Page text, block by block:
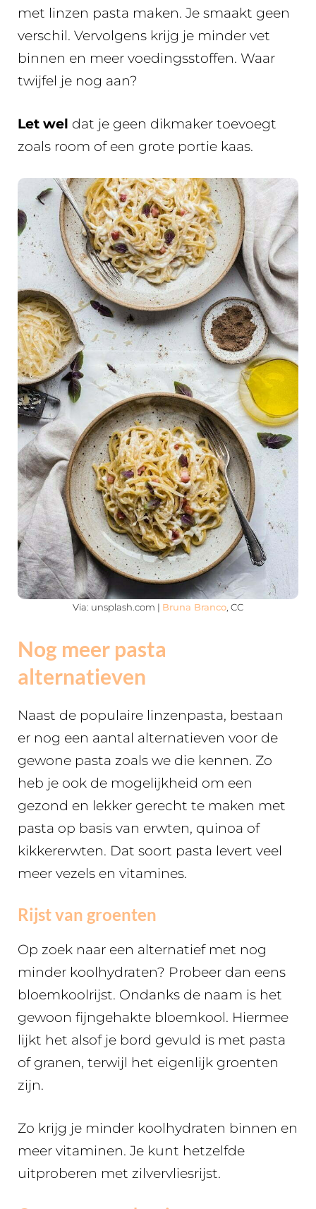
met linzen pasta maken. Je smaakt geen
verschil. Vervolgens krijg je minder vet
binnen en meer voedingsstoffen. Waar
twijfel je nog aan?
Let wel dat je geen dikmaker toevoegt
zoals room of een grote portie kaas.
Via: unsplash.com | Bruna Branco, CC
Nog meer pasta
alternatieven
Naast de populaire linzenpasta, bestaan
er nog een aantal alternatieven voor de
gewone pasta zoals we die kennen. Zo
heb je ook de mogelijkheid om een
gezond en lekker gerecht te maken met
pasta op basis van erwten, quinoa of
kikkererwten. Dat soort pasta levert veel
meer vezels en vitamines.
Rijst van groenten
Op zoek naar een alternatief met nog
minder koolhydraten? Probeer dan eens
bloemkoolrijst. Ondanks de naam is het
gewoon fijngehakte bloemkool. Hiermee
lijkt het alsof je bord gevuld is met pasta
of granen, terwijl het eigenlijk groenten
zijn.
Zo krijg je minder koolhydraten binnen en
meer vitaminen. Je kunt hetzelfde
uitproberen met zilvervliesrijst.